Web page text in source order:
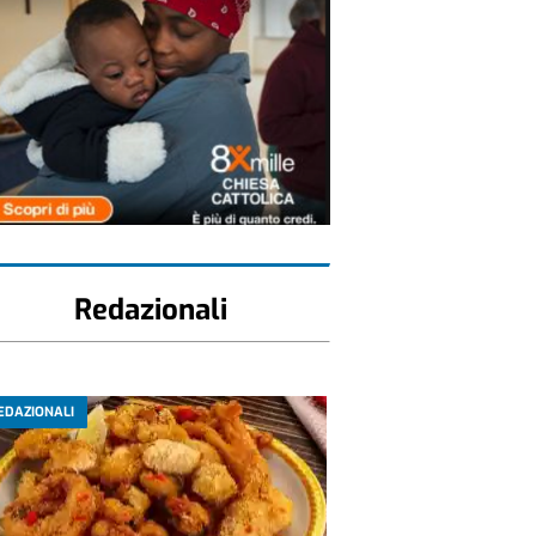
Redazionali